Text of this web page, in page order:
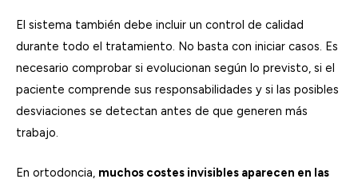
El sistema también debe incluir un control de calidad
durante todo el tratamiento. No basta con iniciar casos. Es
necesario comprobar si evolucionan según lo previsto, si el
paciente comprende sus responsabilidades y si las posibles
desviaciones se detectan antes de que generen más
trabajo.
En ortodoncia, muchos costes invisibles aparecen en las